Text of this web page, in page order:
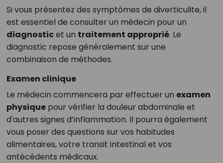
Si vous présentez des symptômes de diverticulite, il
est essentiel de consulter un médecin pour un
diagnosticet un traitement approprié. Le
diagnostic repose généralement sur une
combinaison de méthodes.
Examen clinique
Le médecin commencera par effectuer un examen
physiquepour vérifier la douleur abdominale et
d'autres signes d’inflammation. Il pourra également
vous poser des questions sur vos habitudes
alimentaires, votre transit intestinal et vos
antécédents médicaux.